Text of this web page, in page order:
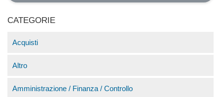
CATEGORIE
Acquisti
Altro
Amministrazione / Finanza / Controllo